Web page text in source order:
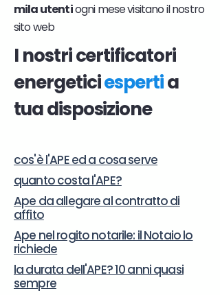
mila utentiogni mese visitano il nostro
sito web
I nostri certificatori
energeticiespertia
tua disposizione
cos'è l'APE ed a cosa serve
quanto costa l'APE?
Ape da allegare al contratto di
affito
Ape nel rogito notarile: il Notaio lo
richiede
la durata dell'APE? 10 anni quasi
sempre